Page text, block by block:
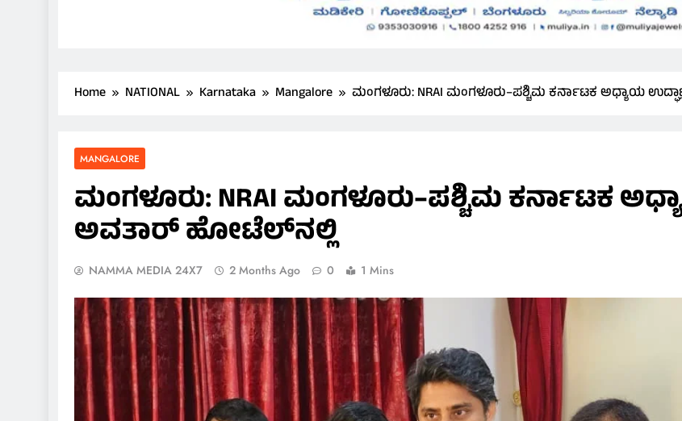
Home NATIONAL Karnataka Mangalore ಮಂಗಳೂರು: NRAI ಮಂಗಳೂರು–ಪಶ್ಚಿಮ ಕರ್ನಾಟಕ ಅಧ್ಯಾಯ
MANGALORE
ಮಂಗಳೂರು: NRAI ಮಂಗಳೂರು–ಪಶ್ಚಿಮ ಕರ್ನಾಟಕ
ಅವತಾರ್ ಹೋಟೆಲ್‌ನಲ್ಲಿ
NAMMA MEDIA 24X7 2 Months Ago 0 1 Mins